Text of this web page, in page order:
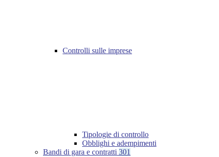
Controlli sulle imprese
Tipologie di controllo
Obblighi e adempimenti
Bandi di gara e contratti 301